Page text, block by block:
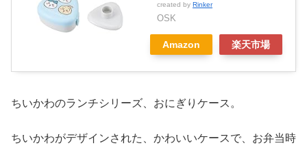
created by Rinker
OSK
Amazon 楽天市場
ちいかわのランチシリーズ、おにぎりケース。
ちいかわがデザインされた、かわいいケースで、お弁当時